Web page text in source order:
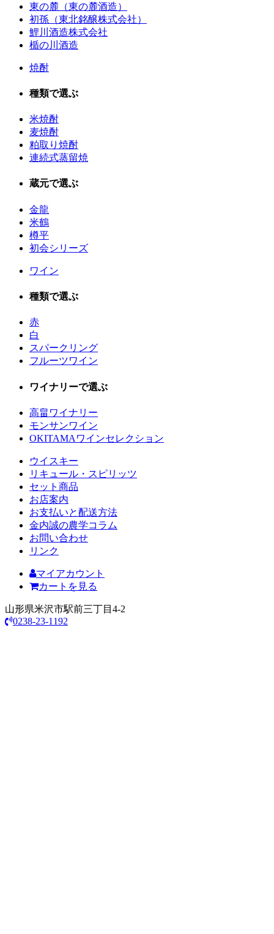
東の麓（東の麓酒造）
初孫（東北銘醸株式会社）
鯉川酒造株式会社
楯の川酒造
焼酎
種類で選ぶ
米焼酎
麦焼酎
粕取り焼酎
連続式蒸留焼
蔵元で選ぶ
金龍
米鶴
樽平
初会シリーズ
ワイン
種類で選ぶ
赤
白
スパークリング
フルーツワイン
ワイナリーで選ぶ
高畠ワイナリー
モンサンワイン
OKITAMAワインセレクション
ウイスキー
リキュール・スピリッツ
セット商品
お店案内
お支払いと配送方法
金内誠の農学コラム
お問い合わせ
リンク
マイアカウント
カートを見る
山形県米沢市駅前三丁目4-2
0238-23-1192